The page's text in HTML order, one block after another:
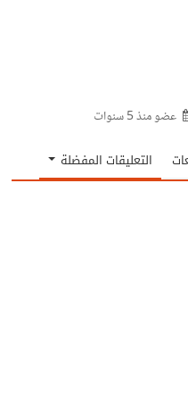
عضو منذ5 سنوات
التعليقات المفضلة